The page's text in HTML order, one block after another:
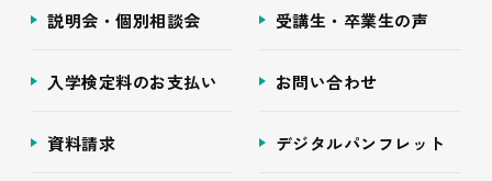
説明会・個別相談会 受講生・卒業生の声
入学検定料のお支払い お問い合わせ
資料請求 デジタルパンフレット